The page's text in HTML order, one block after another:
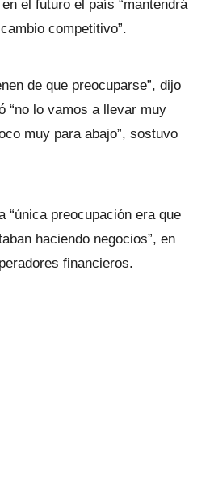
el futuro el país “mantendrá
competitivo”.
de que preocuparse”, dijo
“no lo vamos a llevar muy
muy para abajo”, sostuvo
“única preocupación era que
haciendo negocios”, en
financieros.